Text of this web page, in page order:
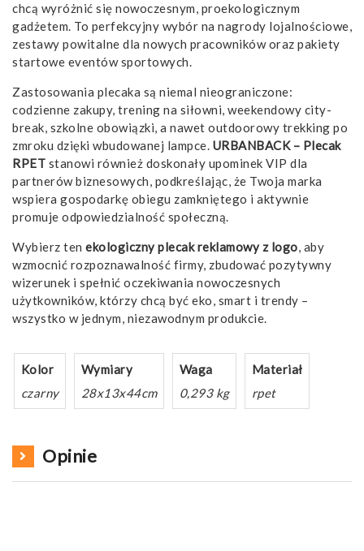
chcą wyróżnić się nowoczesnym, proekologicznym
gadżetem. To perfekcyjny wybór na nagrody lojalnościowe,
zestawy powitalne dla nowych pracowników oraz pakiety
startowe eventów sportowych.
Zastosowania plecaka są niemal nieograniczone:
codzienne zakupy, trening na siłowni, weekendowy city-
break, szkolne obowiązki, a nawet outdoorowy trekking po
zmroku dzięki wbudowanej lampce. URBANBACK – Plecak
RPET stanowi również doskonały upominek VIP dla
partnerów biznesowych, podkreślając, że Twoja marka
wspiera gospodarkę obiegu zamkniętego i aktywnie
promuje odpowiedzialność społeczną.
Wybierz ten ekologiczny plecak reklamowy z logo, aby
wzmocnić rozpoznawalność firmy, zbudować pozytywny
wizerunek i spełnić oczekiwania nowoczesnych
użytkowników, którzy chcą być eko, smart i trendy –
wszystko w jednym, niezawodnym produkcie.
Kolor
czarny
Wymiary
28x13x44cm
Waga
0,293 kg
Materiał
rpet
Opinie